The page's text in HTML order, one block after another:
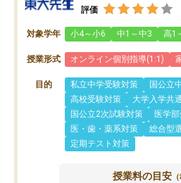
評価
対象学年 小4～小6 中1～中3 高1
授業形式 オンライン個別指導(1:1)
目的 私立中学受験対策
国公立
高校受験対策
大学入学共
国公立2次試験対策
医学
医・歯・薬系対策
総合型
定期テスト対策
授業料の目安